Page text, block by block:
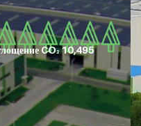
CO210,495